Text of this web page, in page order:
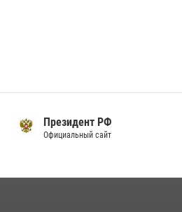
Президент РФ
Официальный сайт